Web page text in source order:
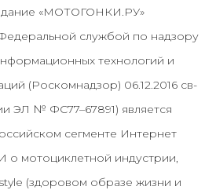
«МОТОГОНКИ.РУ»
службой по надзору
технологий и
(Роскомнадзор) 06.12.2016 св-
ЭЛ № ФС77–67891) является
сегменте Интернет
мотоциклетной индустрии,
(здоровом образе жизни и